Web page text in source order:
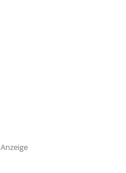
Anzeige